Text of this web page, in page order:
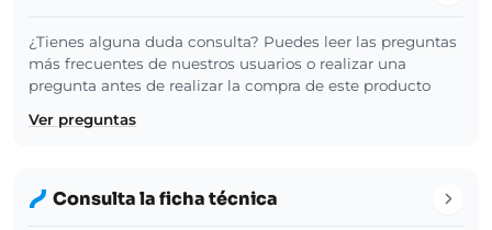
¿Tienes alguna duda consulta? Puedes leer las preguntas
más frecuentes de nuestros usuarios o realizar una
pregunta antes de realizar la compra de este producto
Ver preguntas
Consulta la ficha técnica